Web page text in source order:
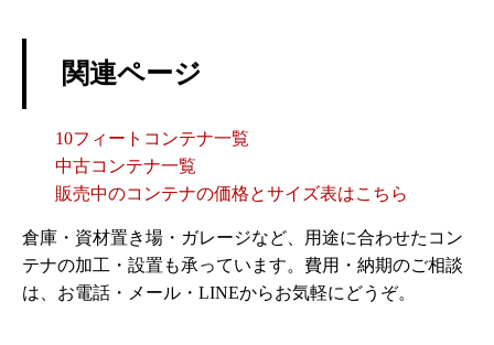
関連ページ
10フィートコンテナ一覧
中古コンテナ一覧
販売中のコンテナの価格とサイズ表はこちら
倉庫・資材置き場・ガレージなど、用途に合わせたコン
テナの加工・設置も承っています。費用・納期のご相談
は、お電話・メール・LINEからお気軽にどうぞ。